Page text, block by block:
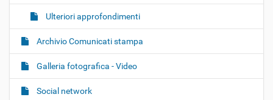
Ulteriori approfondimenti
Archivio Comunicati stampa
Galleria fotografica - Video
Social network